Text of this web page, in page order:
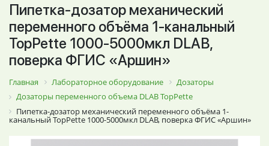
Пипетка-дозатор механический
переменного объёма 1-канальный
TopPette 1000-5000мкл DLAB,
поверка ФГИС «Аршин»
Главная Лабораторное оборудование
Дозаторы
Дозаторы переменного объема DLAB TopPette
Пипетка-дозатор механический переменного объёма 1-
канальный TopPette 1000-5000мкл DLAB, поверка ФГИС «Аршин»